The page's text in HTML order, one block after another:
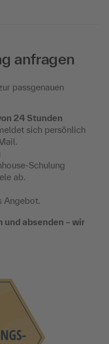
anfragen
passgenauen
24 Stunden
sich persönlich
Schulung
ab.
Angebot.
absenden – wir